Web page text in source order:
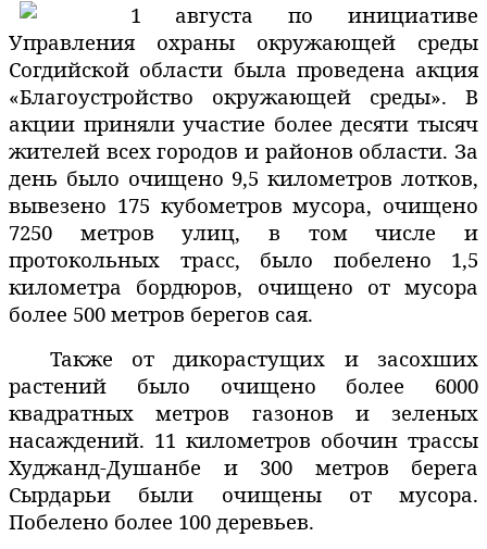
1 августа по инициативе
Управления охраны окружающей среды
Согдийской области была проведена акция
«Благоустройство окружающей среды». В
акции приняли участие более десяти тысяч
жителей всех городов и районов области. За
день было очищено 9,5 километров лотков,
вывезено 175 кубометров мусора, очищено
7250 метров улиц, в том числе и
протокольных трасс, было побелено 1,5
километра бордюров, очищено от мусора
более 500 метров берегов сая.
Также от дикорастущих и засохших
растений было очищено более 6000
квадратных метров газонов и зеленых
насаждений. 11 километров обочин трассы
Худжанд-Душанбе и 300 метров берега
Сырдарьи были очищены от мусора.
Побелено более 100 деревьев.